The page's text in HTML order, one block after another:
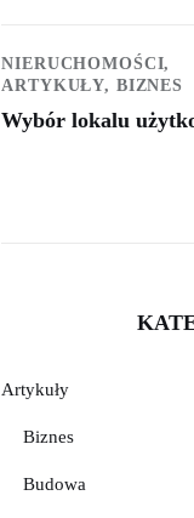
NIERUCHOMOŚCI,
ARTYKUŁY, BIZNES
Wybór lokalu
Artykuły
Biznes
Budowa